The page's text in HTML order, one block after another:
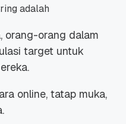
adalah
orang-orang dalam
target untuk
online, tatap muka,